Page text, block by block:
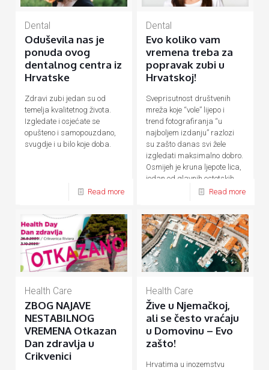
Dental
Oduševila nas je
ponuda ovog
dentalnog centra iz
Hrvatske
Zdravi zubi jedan su od
temelja kvalitetnog života.
Izgledate i osjećate se
opušteno i samopouzdano,
svugdje i u bilo koje doba.
Read more
Dental
Evo koliko vam
vremena treba za
popravak zubi u
Hrvatskoj!
Sveprisutnost društvenih
mreža koje “vole” lijepo i
trend fotografiranja “u
najboljem izdanju” razlozi
su zašto danas svi žele
izgledati maksimalno dobro.
Osmijeh je kruna ljepote lica,
jedan od glavnih estetskih
Read more
Health Care
ZBOG NAJAVE
NESTABILNOG
VREMENA Otkazan
Dan zdravlja u
Crikvenici
Health Care
Žive u Njemačkoj,
ali se često vraćaju
u Domovinu – Evo
zašto!
Hrvatima u inozemstvu